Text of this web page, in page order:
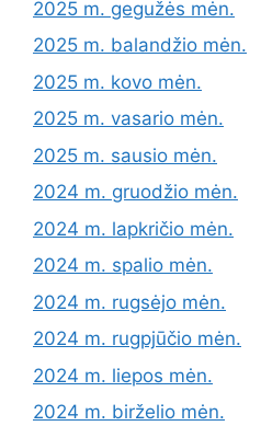
2025 m. gegužės mėn.
2025 m. balandžio mėn.
2025 m. kovo mėn.
2025 m. vasario mėn.
2025 m. sausio mėn.
2024 m. gruodžio mėn.
2024 m. lapkričio mėn.
2024 m. spalio mėn.
2024 m. rugsėjo mėn.
2024 m. rugpjūčio mėn.
2024 m. liepos mėn.
2024 m. birželio mėn.